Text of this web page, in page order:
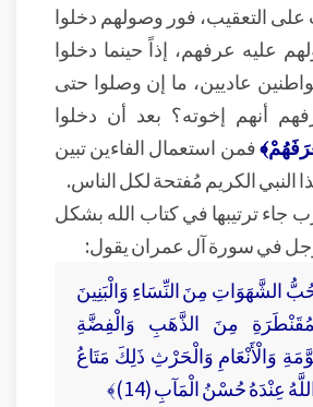
على التعقيب، فور وصولهم دخلوا
عليه عرفهم، إذاً حينما دخلوا
عاديين، ما إن وصلوا حتى
أنهم إخوته؟ بعد أن دخلوا
فمن استعمال الفاءين تبين
النبي الكريم مُفتحة لكل الناس.
جاء ترتيبها في كتاب الله بشكل
في سورة آل عمران يقول:
الشَّهَوَاتِ مِنَ النِّسَاءِ وَالْبَنِينَ
مِنَ الذَّهَبِ وَالْفِضَّةِ
وَالْأَنْعَامِ وَالْحَرْثِ ذَلِكَ مَتَاعُ
عِنْدَهُ حُسْنُ الْمَآبِ (14)﴾